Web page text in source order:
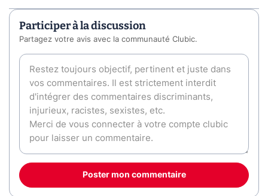
Participer à la discussion
Partagez votre avis avec la communauté Clubic.
Poster mon commentaire